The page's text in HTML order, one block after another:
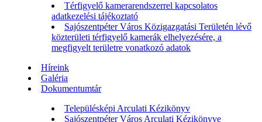
Térfigyelő kamerarendszerrel kapcsolatos
adatkezelési tájékoztató
Sajószentpéter Város Közigazgatási Területén lévő
közterületi térfigyelő kamerák elhelyezésére, a
megfigyelt területre vonatkozó adatok
Híreink
Galéria
Dokumentumtár
Településképi Arculati Kézikönyv
Sajószentpéter Város Arculati Kézikönyve